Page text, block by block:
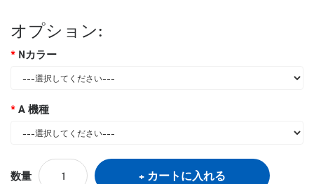
オプション:
Nカラー
A 機種
数量 カートに入れる